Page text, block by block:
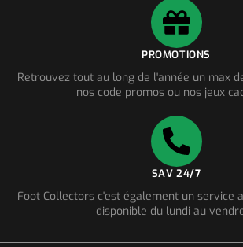
PROMOTIONS
Retrouvez tout au long de l'année un max
nos code promos ou nos jeux
SAV 24/7
Foot Collectors c'est également un service
disponible du lundi au